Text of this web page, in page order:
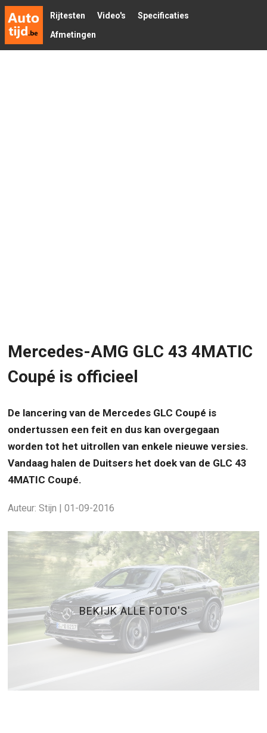
Rijtesten Video's
Specificaties
Afmetingen
Mercedes-AMG GLC 43 4MATIC
Coupé is officieel
De lancering van de Mercedes GLC Coupé is
ondertussen een feit en dus kan overgegaan
worden tot het uitrollen van enkele nieuwe versies.
Vandaag halen de Duitsers het doek van de GLC 43
4MATIC Coupé.
Auteur: Stijn | 01-09-2016
BEKIJK ALLE FOTO'S